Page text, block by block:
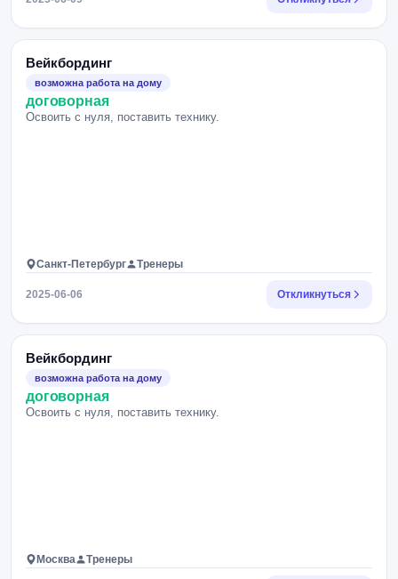
Вейкбординг
возможна работа на дому
договорная
Освоить с нуля, поставить технику.
Санкт-Петербург Тренеры
2025-06-06 Откликнуться
Вейкбординг
возможна работа на дому
договорная
Освоить с нуля, поставить технику.
Москва Тренеры